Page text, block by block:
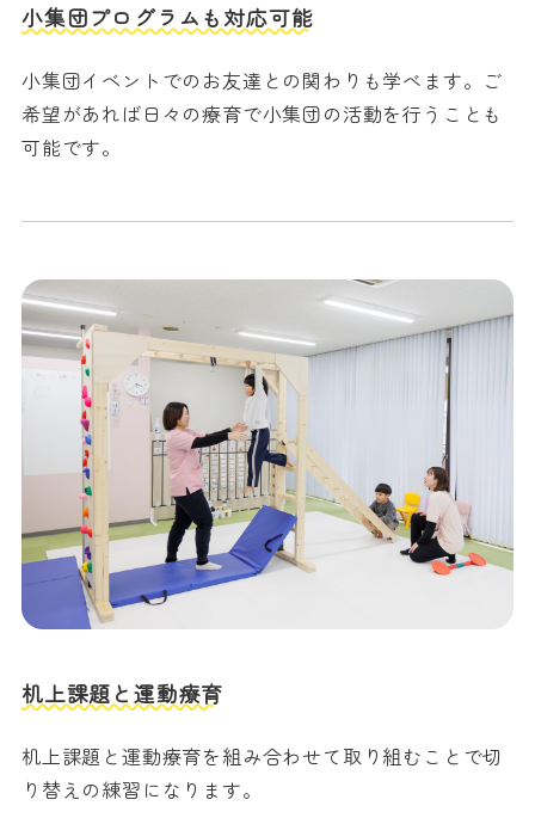
小集団プログラムも対応可能
小集団イベントでのお友達との関わりも学べます。ご
希望があれば日々の療育で小集団の活動を行うことも
可能です。
机上課題と運動療育
机上課題と運動療育を組み合わせて取り組むことで切
り替えの練習になります。